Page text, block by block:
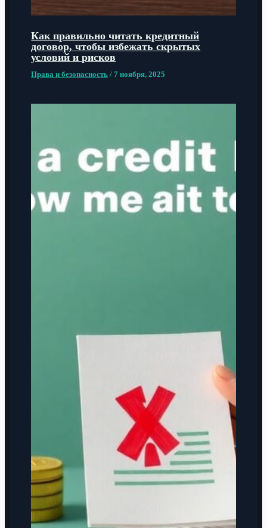
Как правильно читать кредитный
договор, чтобы избежать скрытых
условий и рисков
Права и безопасность /7 ноября, 2025